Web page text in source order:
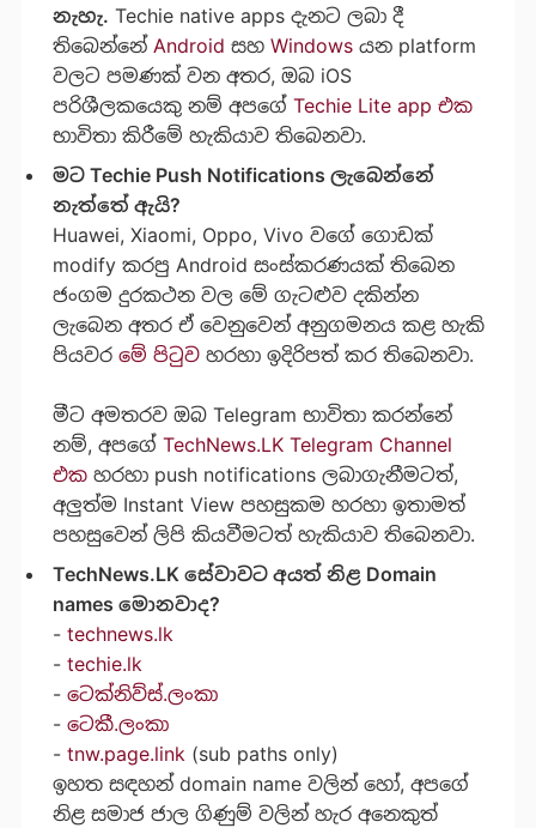
නැහැ. Techie native apps දැනට ලබා දී
තිබෙන්නේ Android සහ Windowsයන platform
වලට පමණක් වන අතර, ඔබ iOS
පරිශීලකයෙකු නම් අපගේ Techie Lite app එක
භාවිතා කිරීමේ හැකියාව තිබෙනවා.
මට Techie Push Notifications ලැබෙන්නේ
නැත්තේ ඇයි?
Huawei, Xiaomi, Oppo, Vivo වගේ ගොඩක්
modify කරපු Android සංස්කරණයක් තිබෙන
ජංගම දුරකථන වල මේ ගැටළුව දකින්න
ලැබෙන අතර ඒ වෙනුවෙන් අනුගමනය කළ හැකි
පියවර මේ පිටුවහරහා ඉදිරිපත් කර තිබෙනවා.
මීට අමතරව ඔබ Telegram භාවිතා කරන්නේ
නම්, අපගේ TechNews.LK Telegram Channel
එකහරහා push notifications ලබාගැනීමටත්,
අලුත්ම Instant View පහසුකම හරහා ඉතාමත්
පහසුවෙන් ලිපි කියවීමටත් හැකියාව තිබෙනවා.
TechNews.LK සේවාවට අයත් නිළ Domain
names මොනවාද?
- technews.lk
- techie.lk
- ටෙක්නිව්ස්.ලංකා
- ටෙකී.ලංකා
- tnw.page.link(sub paths only)
ඉහත සඳහන් domain name වලින් හෝ, අපගේ
නිළ සමාජ ජාල ගිණුම් වලින් හැර අනෙකුත්